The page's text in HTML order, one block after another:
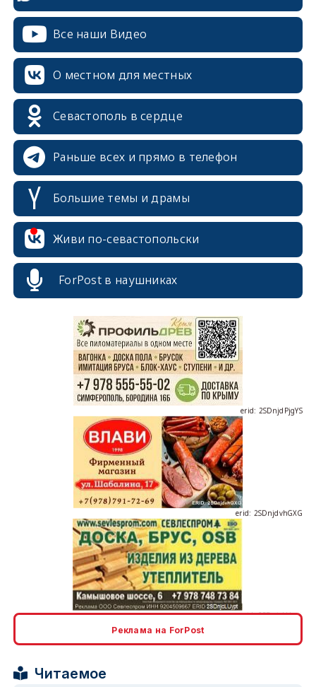
Все наши Видео
О местном для местных
Севастополь в сердце
Раньше всех и прямо в телефон
Большие темы и драмы
Живи по-севастопольски
ForPost в наушниках
erid: 2SDnjcrDNw6
erid: 2SDnjdvhGXG
Реклама на ForPost
Читаемое